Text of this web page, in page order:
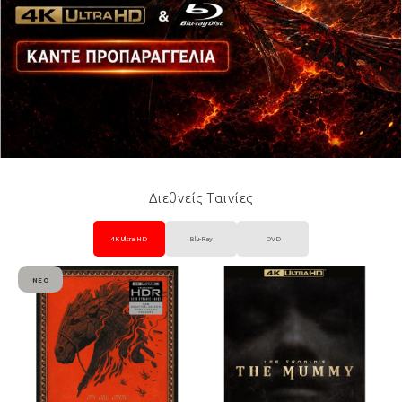
Διεθνείς Ταινίες
4K Ultra HD Blu-Ray DVD
ΝΈΟ